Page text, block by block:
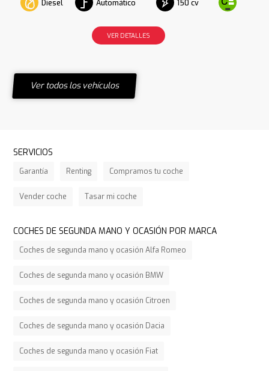
Diesel Automático 150 cv
VER DETALLES
Ver todos los vehículos
SERVICIOS
Garantía Renting Compramos tu coche
Vender coche Tasar mi coche
COCHES DE SEGUNDA MANO Y OCASIÓN POR MARCA
Coches de segunda mano y ocasión Alfa Romeo
Coches de segunda mano y ocasión BMW
Coches de segunda mano y ocasión Citroen
Coches de segunda mano y ocasión Dacia
Coches de segunda mano y ocasión Fiat